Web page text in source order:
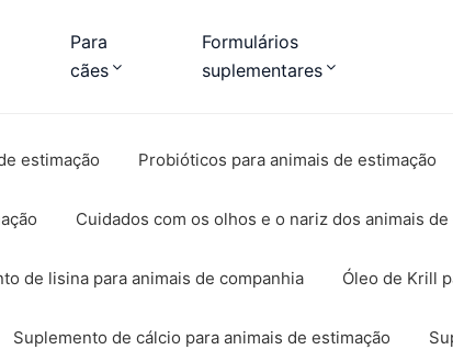
Para
cães
Formulários
suplementares
estimação Probióticos para animais de estimação
Cuidados com os olhos e o nariz dos animais de
de lisina para animais de companhia Óleo de Krill
Suplemento de cálcio para animais de estimação